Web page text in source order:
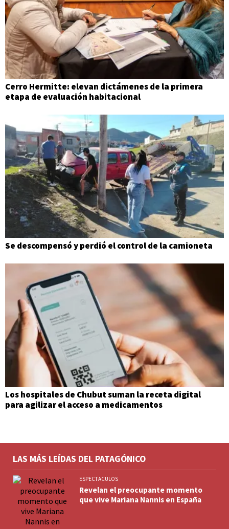
Cerro Hermitte: elevan dictámenes de la primera
etapa de evaluación habitacional
Se descompensó y perdió el control de la camioneta
Los hospitales de Chubut suman la receta digital
para agilizar el acceso a medicamentos
LAS MÁS LEÍDAS DEL PATAGÓNICO
ESPECTACULOS
Revelan el preocupante momento
que vive Mariana Nannis en España